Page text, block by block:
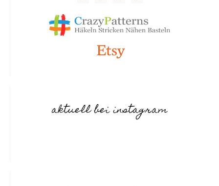
aktuell bei instagram